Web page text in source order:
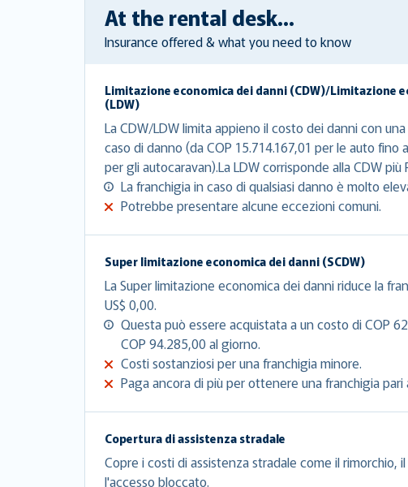
At the rental desk...
Insurance offered & what you need to know
Limitazione economica dei danni (CDW)/Limitazione
(LDW)
La CDW/LDW limita appieno il costo dei danni con
caso di danno (da COP 15.714.167,01 per le auto fino
per gli autocaravan).La LDW corrisponde alla CDW
La franchigia in caso di qualsiasi danno è molto
Potrebbe presentare alcune eccezioni comuni.
Super limitazione economica dei danni (SCDW)
La Super limitazione economica dei danni riduce la
US$ 0,00.
Questa può essere acquistata a un costo di COP
COP 94.285,00 al giorno.
Costi sostanziosi per una franchigia minore.
Paga ancora di più per ottenere una franchigia pari
Copertura di assistenza stradale
Copre i costi di assistenza stradale come il rimorchio,
l'accesso bloccato.